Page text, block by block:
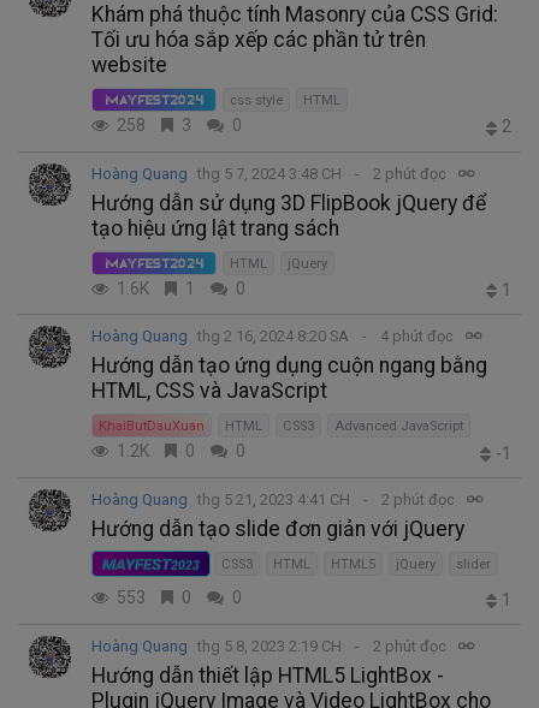
Khám phá thuộc tính Masonry của CSS Grid:
Tối ưu hóa sắp xếp các phần tử trên
website
MayFest2024 css style HTML
258 3 0 2
Hoàng Quang thg 5 7, 2024 3:48 CH 2 phút đọc
Hướng dẫn sử dụng 3D FlipBook jQuery để
tạo hiệu ứng lật trang sách
MayFest2024 HTML jQuery
1.6K 1 0 1
Hoàng Quang thg 2 16, 2024 8:20 SA 4 phút đọc
Hướng dẫn tạo ứng dụng cuộn ngang bằng
HTML, CSS và JavaScript
KhaiButDauXuan HTML CSS3 Advanced JavaScript
1.2K 0 0 -1
Hoàng Quang thg 5 21, 2023 4:41 CH 2 phút đọc
Hướng dẫn tạo slide đơn giản với jQuery
MAYFEST2023 CSS3 HTML HTML5 jQuery slider
553 0 0 1
Hoàng Quang thg 5 8, 2023 2:19 CH 2 phút đọc
Hướng dẫn thiết lập HTML5 LightBox -
Plugin jQuery Image và Video LightBox cho